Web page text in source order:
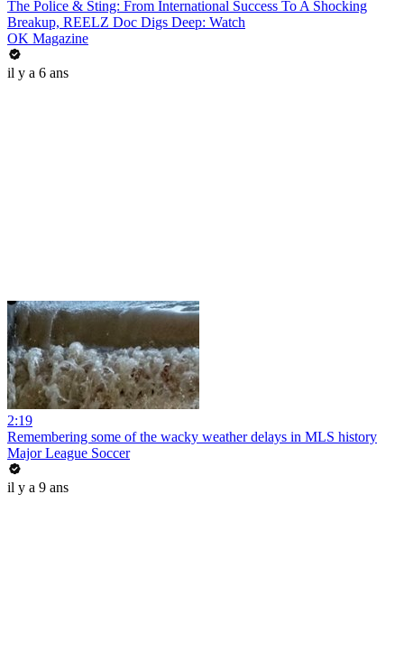
The Police & Sting: From International Success To A Shocking
Breakup, REELZ Doc Digs Deep: Watch
OK Magazine
il y a 6 ans
2:19
Remembering some of the wacky weather delays in MLS history
Major League Soccer
il y a 9 ans